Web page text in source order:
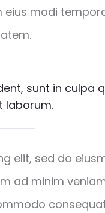
eius modi
sunt in culpa
laborum.
elit, sed do
ad minim